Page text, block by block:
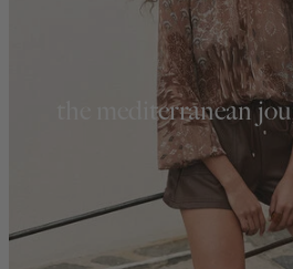
the mediterranean